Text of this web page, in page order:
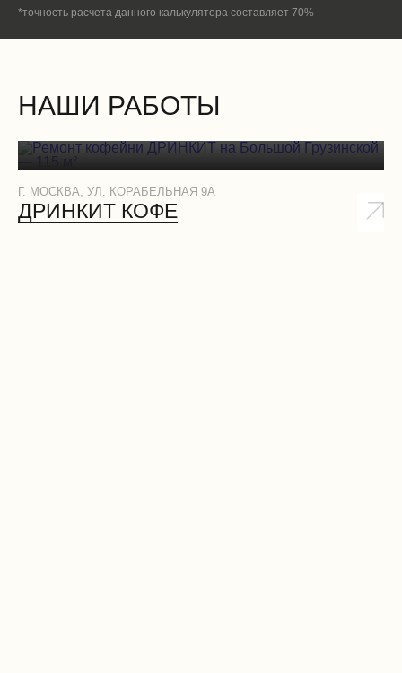
*точность расчета данного калькулятора составляет 70%
НАШИ РАБОТЫ
Г. МОСКВА, УЛ. КОРАБЕЛЬНАЯ 9А
ДРИНКИТ КОФЕ